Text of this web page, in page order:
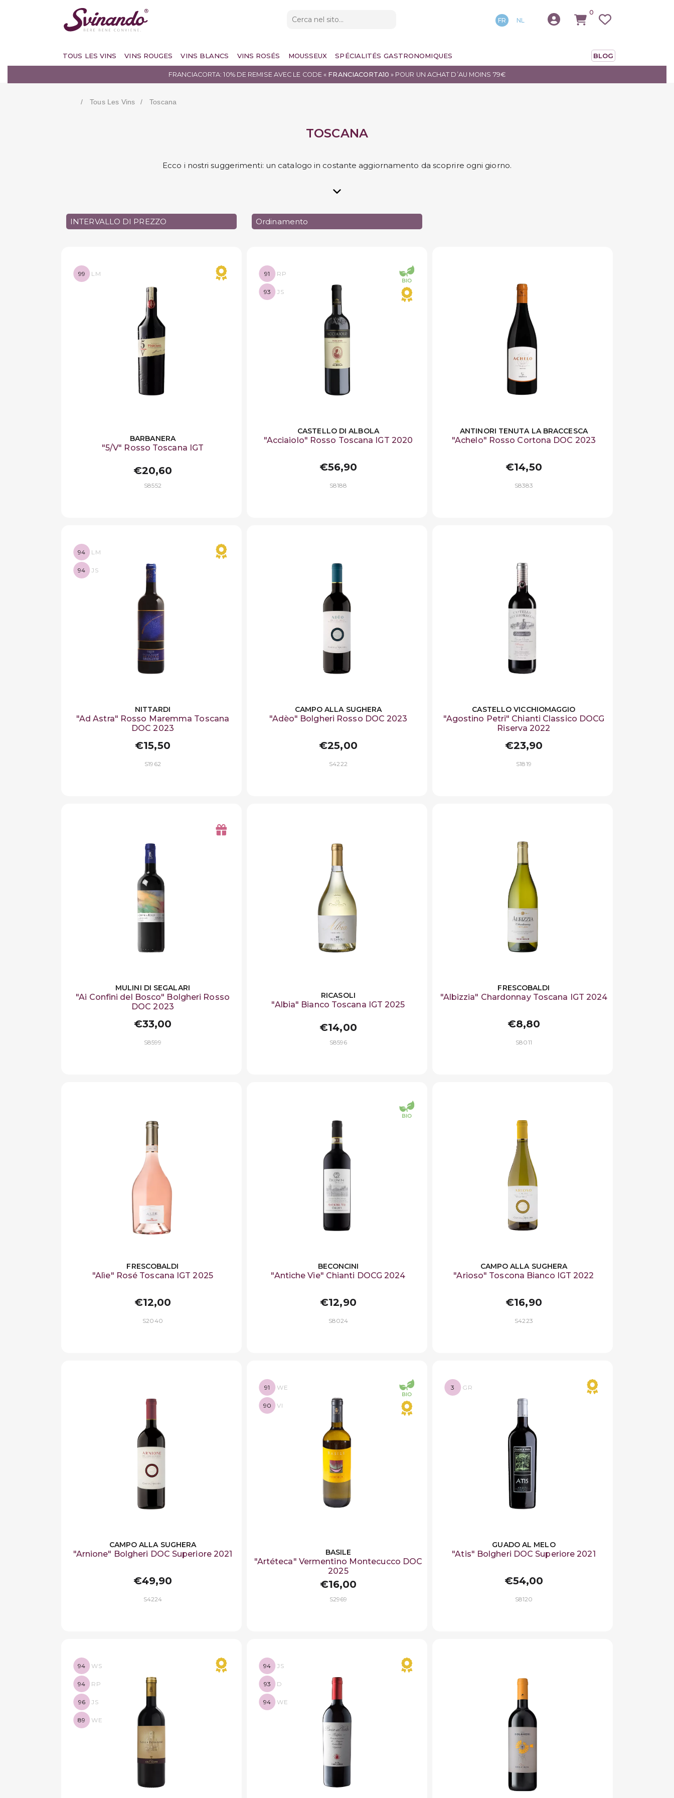
FR NL
0
TOUS LES VINS VINS ROUGES VINS BLANCS VINS ROSÉS MOUSSEUX SPÉCIALITÉS GASTRONOMIQUES BLOG
FRANCIACORTA: 10% DE REMISE AVEC LE CODE « FRANCIACORTA10 » POUR UN ACHAT D’AU MOINS 79€
Tous Les Vins Toscana
TOSCANA
Ecco i nostri suggerimenti: un catalogo in costante aggiornamento da scoprire ogni giorno.
INTERVALLO DI PREZZO Ordinamento
99 LM
BARBANERA
"5/V" Rosso Toscana IGT
€20,60
S8552
91 RP
93 JS
CASTELLO DI ALBOLA
"Acciaiolo" Rosso Toscana IGT 2020
€56,90
S8188
ANTINORI TENUTA LA BRACCESCA
"Achelo" Rosso Cortona DOC 2023
€14,50
S8383
94 LM
94 JS
NITTARDI
"Ad Astra" Rosso Maremma Toscana
DOC 2023
€15,50
S1962
CAMPO ALLA SUGHERA
"Adèo" Bolgheri Rosso DOC 2023
€25,00
S4222
CASTELLO VICCHIOMAGGIO
"Agostino Petri" Chianti Classico DOCG
Riserva 2022
€23,90
S1819
MULINI DI SEGALARI
"Ai Confini del Bosco" Bolgheri Rosso
DOC 2023
€33,00
S8599
RICASOLI
"Albia" Bianco Toscana IGT 2025
€14,00
S8596
FRESCOBALDI
"Albizzia" Chardonnay Toscana IGT 2024
€8,80
S8011
FRESCOBALDI
"Alìe" Rosé Toscana IGT 2025
€12,00
S2040
BECONCINI
"Antiche Vie" Chianti DOCG 2024
€12,90
S8024
CAMPO ALLA SUGHERA
"Arioso" Toscona Bianco IGT 2022
€16,90
S4223
CAMPO ALLA SUGHERA
"Arnione" Bolgheri DOC Superiore 2021
€49,90
S4224
91 WE
90 VI
BASILE
"Artéteca" Vermentino Montecucco DOC
2025
€16,00
S2969
3 GR
GUADO AL MELO
"Atis" Bolgheri DOC Superiore 2021
€54,00
S8120
94 WS
94 RP
96 JS
89 WE
94 JS
93 D
94 WE